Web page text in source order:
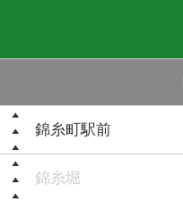
錦糸町駅前
錦糸堀